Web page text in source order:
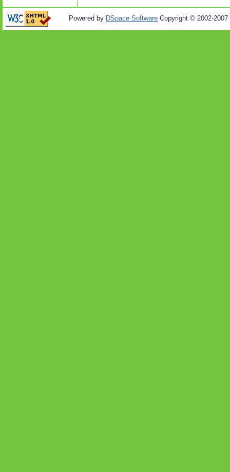
Powered by DSpace Software Copyright © 2002-2007